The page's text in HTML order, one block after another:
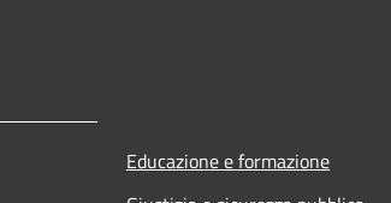
Educazione e formazione